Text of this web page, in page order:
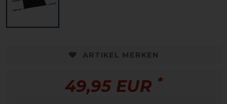
ARTIKEL MERKEN
49,95 EUR *